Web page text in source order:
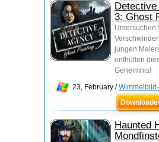
Detective
3: Ghost
Untersuchen
jungen
enthüllen
Geheimnis!
23, February /
Haunted